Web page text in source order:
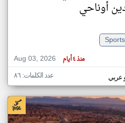
أوناحي
Sports
Aug 03, 2026
منذ ٤ أيام
عربي عدد الكلمات: ٨٦